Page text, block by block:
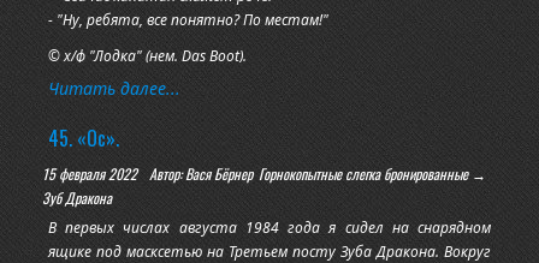
мог оказаться последним днем нескольких молодых жизней.
Этот день прошел не в бою, не под обстрелом, не на
выполнении задания, не на марш
- "Ну, ребята, все понятно? По местам!"
© х/ф "Лодка" (нем. Das Boot).
Читать далее...
45. «Ос».
15 февраля 2022 Автор: Вася Бёрнер Горнокопытные слегка бронированные →
Зуб Дракона
В первых числах августа 1984 года я сидел на снарядном
ящике под масксетью на Третьем посту Зуба Дракона. Вокруг